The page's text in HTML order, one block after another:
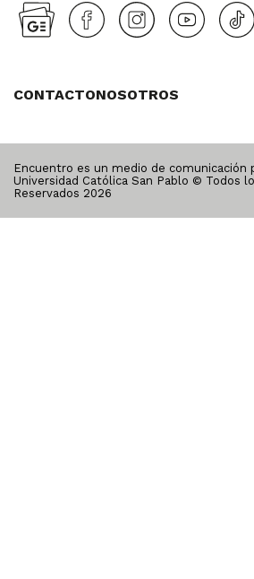
CONTACTONOSOTROS
Encuentro es un medio de comunicación
Universidad Católica San Pablo © Todos
Reservados 2026